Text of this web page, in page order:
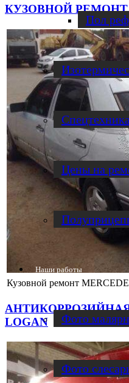
Пол
Спецтехника
Цены на
Наши работы
Фото
Фото
КУЗОВНОЙ РЕМОНТ
Кузовной ремонт
АНТИКОРРОЗИЙНАЯ
LOGAN